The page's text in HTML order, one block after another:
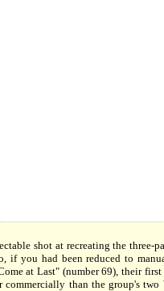
shot at recreating the three-
if you had been reduced to
at Last" (number 69), their first
than the group's two